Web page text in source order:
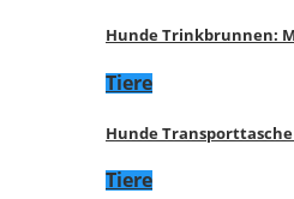
Hunde Trinkbrunnen:
Tiere
Hunde
Tiere